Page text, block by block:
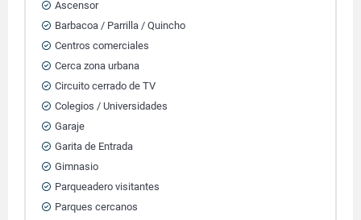
Ascensor
Barbacoa / Parrilla / Quincho
Centros comerciales
Cerca zona urbana
Circuito cerrado de TV
Colegios / Universidades
Garaje
Garita de Entrada
Gimnasio
Parqueadero visitantes
Parques cercanos